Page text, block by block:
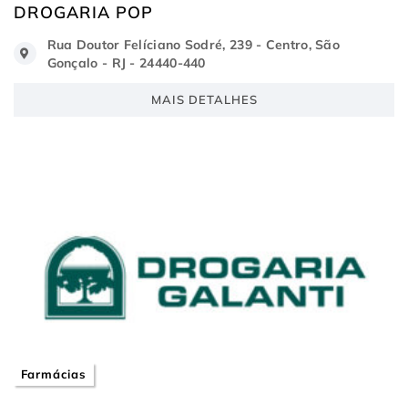
DROGARIA POP
Rua Doutor Felíciano Sodré, 239 - Centro, São
Gonçalo - RJ - 24440-440
MAIS DETALHES
Farmácias